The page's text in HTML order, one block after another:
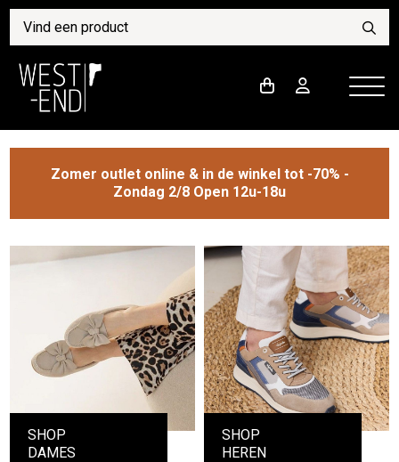
Zomer outlet online & in de winkel tot -70% -
Zondag 2/8 Open 12u-18u
SHOP
DAMES
SHOP
HEREN